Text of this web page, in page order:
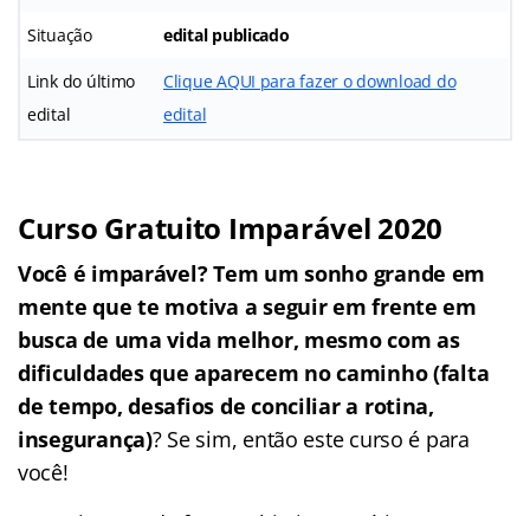
Situação edital publicado
Link do último
edital
Clique AQUI para fazer o download do
edital
Curso Gratuito Imparável 2020
Você é imparável? Tem um sonho grande em
mente que te motiva a seguir em frente em
busca de uma vida melhor, mesmo com as
dificuldades que aparecem no caminho (falta
de tempo, desafios de conciliar a rotina,
insegurança)? Se sim, então este curso é para
você!